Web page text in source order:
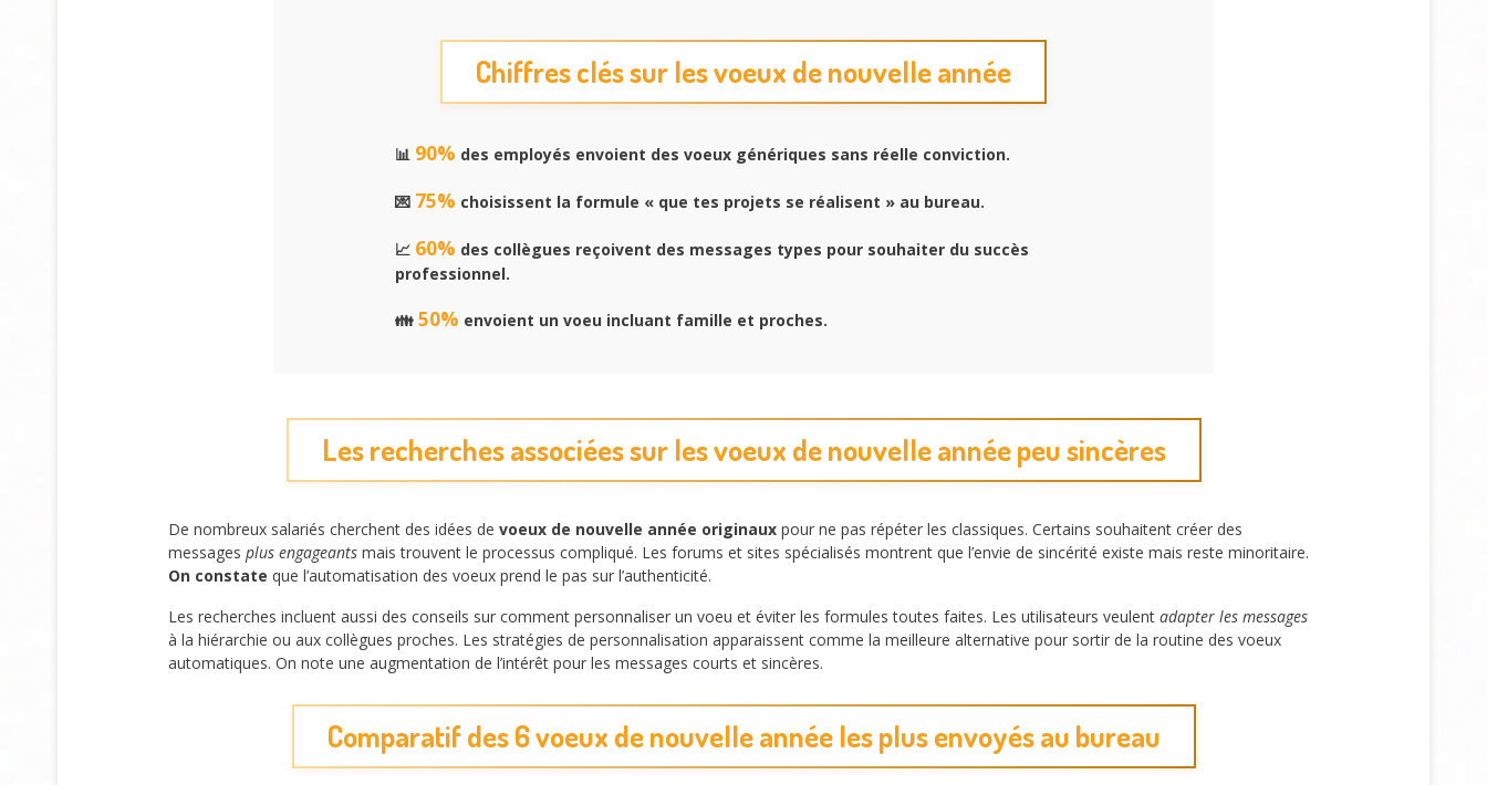
Chiffres clés sur les voeux de nouvelle année
📊 90% des employés envoient des voeux génériques sans réelle conviction.
💌 75% choisissent la formule « que tes projets se réalisent » au bureau.
📈 60% des collègues reçoivent des messages types pour souhaiter du succès
professionnel.
👪 50% envoient un voeu incluant famille et proches.
Les recherches associées sur les voeux de nouvelle année peu sincères
De nombreux salariés cherchent des idées de voeux de nouvelle année originaux pour ne pas répéter les classiques. Certains souhaitent créer des
messages plus engageants mais trouvent le processus compliqué. Les forums et sites spécialisés montrent que l’envie de sincérité existe mais reste minoritaire.
On constate que l’automatisation des voeux prend le pas sur l’authenticité.
Les recherches incluent aussi des conseils sur comment personnaliser un voeu et éviter les formules toutes faites. Les utilisateurs veulent adapter les messages
à la hiérarchie ou aux collègues proches. Les stratégies de personnalisation apparaissent comme la meilleure alternative pour sortir de la routine des voeux
automatiques. On note une augmentation de l’intérêt pour les messages courts et sincères.
Comparatif des 6 voeux de nouvelle année les plus envoyés au bureau